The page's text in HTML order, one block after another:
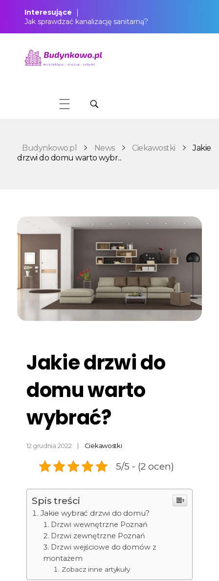
Interesujące
Jak sprawdzać kanalizację sanitarną?
Budynkowo.pl News Ciekawostki
Jakie
drzwi do domu warto wybr...
Jakie drzwi do
domu warto
wybrać?
12 grudnia 2022 Ciekawostki
5/5 - (2 ocen)
Spis treści
Jakie wybrać drzwi do domu?
Drzwi wewnętrzne Poznań
Drzwi zewnętrzne Poznań
Drzwi wejściowe do domów z
montażem
Zobacz inne artykuły